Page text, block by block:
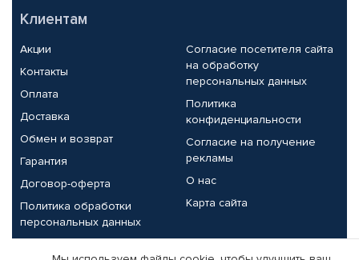
Клиентам
Акции
Контакты
Оплата
Доставка
Обмен и возврат
Гарантия
Договор-оферта
Политика обработки
персональных данных
Согласие посетителя сайта
на обработку
персональных данных
Политика
конфиденциальности
Согласие на получение
рекламы
О нас
Карта сайта